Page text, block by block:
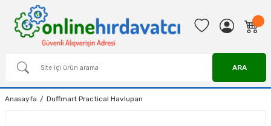
ARA
Anasayfa Duffmart Practical Havlupan